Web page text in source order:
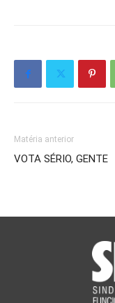
Matéria anterior
VOTA SÉRIO, GENTE